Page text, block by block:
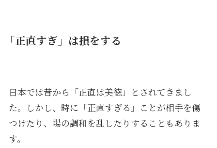
「正直すぎ」は損をする
日本では昔から「正直は美徳」とされてきまし
た。しかし、時に「正直すぎる」ことが相手を傷
つけたり、場の調和を乱したりすることもありま
す。